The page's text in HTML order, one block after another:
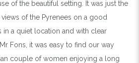
of the beautiful setting. It was just the
of the Pyrenees on a good
in a quiet location and with clear
Fons, it was easy to find our way
couple of women enjoying a long